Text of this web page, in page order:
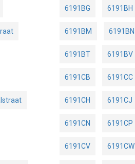
6191BG 6191BH
6191BM 6191BN
6191BT 6191BV
6191CB 6191CC
6191CH 6191CJ
6191CN 6191CP
6191CV 6191CW